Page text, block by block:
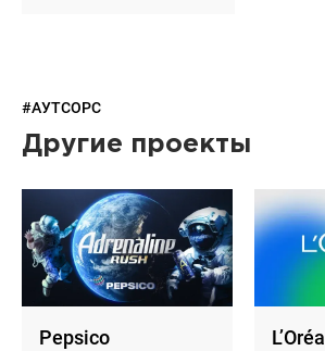
#АУТСОРС
Другие проекты
Pepsico L’Oréal